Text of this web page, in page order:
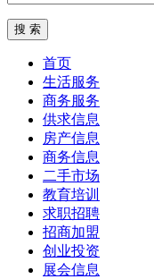
首页
生活服务
商务服务
供求信息
房产信息
商务信息
二手市场
教育培训
求职招聘
招商加盟
创业投资
展会信息